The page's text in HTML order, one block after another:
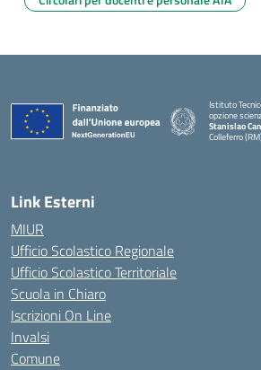
Istituto
opzione
Stanislao
Colleferro (RM)
Link Esterni
MIUR
Ufficio Scolastico Regionale
Ufficio Scolastico Territoriale
Scuola in Chiaro
Iscrizioni On Line
Invalsi
Comune